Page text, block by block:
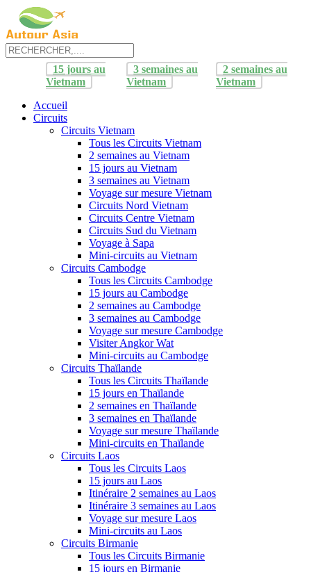
15 jours au
Vietnam
3 semaines au
Vietnam
2 semaines au
Vietnam
Accueil
Circuits
Circuits Vietnam
Tous les Circuits Vietnam
2 semaines au Vietnam
15 jours au Vietnam
3 semaines au Vietnam
Voyage sur mesure Vietnam
Circuits Nord Vietnam
Circuits Centre Vietnam
Circuits Sud du Vietnam
Voyage à Sapa
Mini-circuits au Vietnam
Circuits Cambodge
Tous les Circuits Cambodge
15 jours au Cambodge
2 semaines au Cambodge
3 semaines au Cambodge
Voyage sur mesure Cambodge
Visiter Angkor Wat
Mini-circuits au Cambodge
Circuits Thaïlande
Tous les Circuits Thaïlande
15 jours en Thaïlande
2 semaines en Thaïlande
3 semaines en Thaïlande
Voyage sur mesure Thaïlande
Mini-circuits en Thaïlande
Circuits Laos
Tous les Circuits Laos
15 jours au Laos
Itinéraire 2 semaines au Laos
Itinéraire 3 semaines au Laos
Voyage sur mesure Laos
Mini-circuits au Laos
Circuits Birmanie
Tous les Circuits Birmanie
15 jours en Birmanie